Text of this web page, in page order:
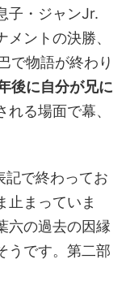
子・ジャンJr.
ントの決勝、
で物語が終わり
後に自分が兄に
れる場面で幕、
記で終わってお
止まっていま
六の過去の因縁
うです。第二部